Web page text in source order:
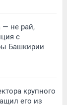
— не рай,
с
Башкирии
крупного
его из